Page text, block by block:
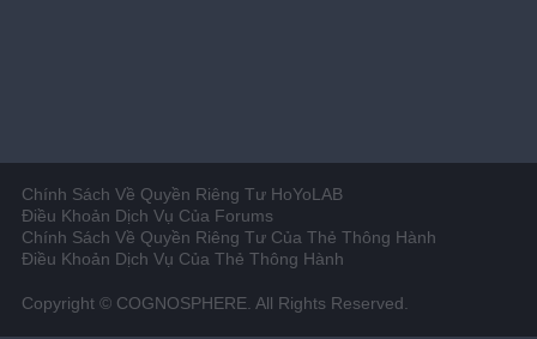
Chính Sách Về Quyền Riêng Tư HoYoLAB
Điều Khoản Dịch Vụ Của Forums
Chính Sách Về Quyền Riêng Tư Của Thẻ Thông Hành
Điều Khoản Dịch Vụ Của Thẻ Thông Hành
Copyright © COGNOSPHERE. All Rights Reserved.